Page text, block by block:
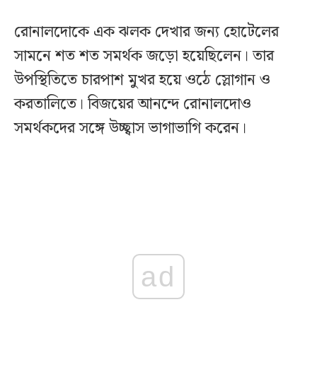
রোনালদোকে এক ঝলক দেখার জন্য হোটেলের
সামনে শত শত সমর্থক জড়ো হয়েছিলেন। তার
উপস্থিতিতে চারপাশ মুখর হয়ে ওঠে স্লোগান ও
করতালিতে। বিজয়ের আনন্দে রোনালদোও
সমর্থকদের সঙ্গে উচ্ছ্বাস ভাগাভাগি করেন।
ad